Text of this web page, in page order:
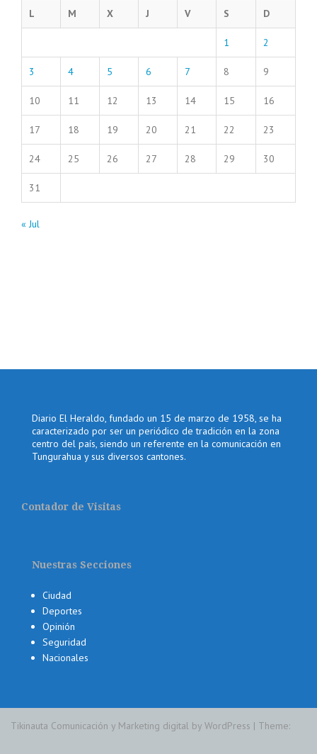
L M X J V S D
1 2
3 4 5 6 7 8 9
10 11 12 13 14 15 16
17 18 19 20 21 22 23
24 25 26 27 28 29 30
31
« Jul
Diario El Heraldo, fundado un 15 de marzo de 1958, se ha
caracterizado por ser un periódico de tradición en la zona
centro del país, siendo un referente en la comunicación en
Tungurahua y sus diversos cantones.
Contador de Visitas
Nuestras Secciones
Ciudad
Deportes
Opinión
Seguridad
Nacionales
Tikinauta Comunicación y Marketing digital by WordPress | Theme: